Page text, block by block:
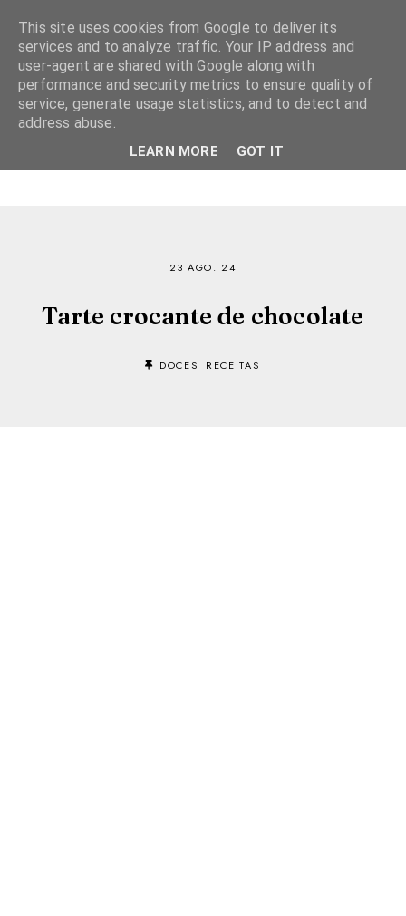
23 AGO. 24
Tarte crocante de chocolate
DOCES RECEITAS
This site uses cookies from Google to deliver its
services and to analyze traffic. Your IP address and
user-agent are shared with Google along with
performance and security metrics to ensure quality of
service, generate usage statistics, and to detect and
address abuse.
LEARN MORE GOT IT